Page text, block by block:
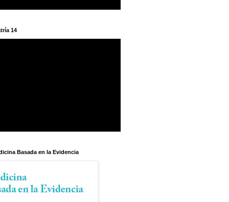
14
Basada en la Evidencia